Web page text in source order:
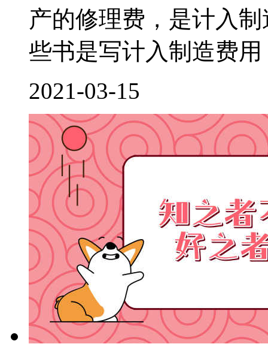
产的修理费，是计入
些书是写计入制造费
2021-03-15